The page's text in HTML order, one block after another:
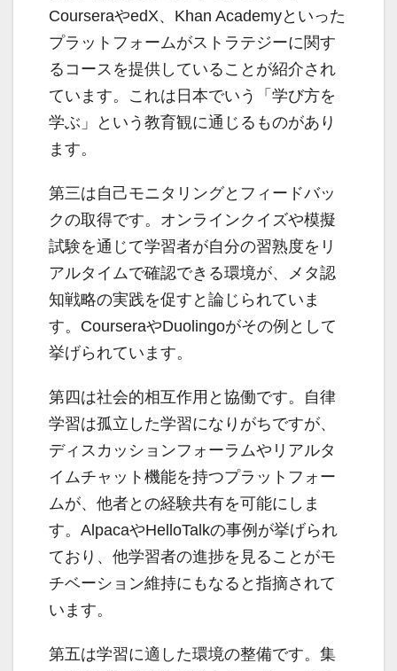
CourseraやedX、Khan Academyといった
プラットフォームがストラテジーに関す
るコースを提供していることが紹介され
ています。これは日本でいう「学び方を
学ぶ」という教育観に通じるものがあり
ます。
第三は自己モニタリングとフィードバッ
クの取得です。オンラインクイズや模擬
試験を通じて学習者が自分の習熟度をリ
アルタイムで確認できる環境が、メタ認
知戦略の実践を促すと論じられていま
す。CourseraやDuolingoがその例として
挙げられています。
第四は社会的相互作用と協働です。自律
学習は孤立した学習になりがちですが、
ディスカッションフォーラムやリアルタ
イムチャット機能を持つプラットフォー
ムが、他者との経験共有を可能にしま
す。AlpacaやHelloTalkの事例が挙げられ
ており、他学習者の進捗を見ることがモ
チベーション維持にもなると指摘されて
います。
第五は学習に適した環境の整備です。集